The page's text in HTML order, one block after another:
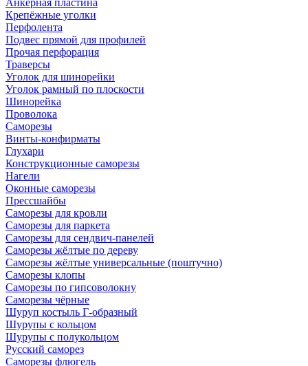
Анкерная пластина
Крепёжные уголки
Перфолента
Подвес прямой для профилей
Прочая перфорация
Траверсы
Уголок для шинорейки
Уголок рамный по плоскости
Шинорейка
Проволока
Саморезы
Винты-конфирматы
Глухари
Конструкционные саморезы
Нагели
Оконные саморезы
Прессшайбы
Саморезы для кровли
Саморезы для паркета
Саморезы для сендвич-панелей
Саморезы жёлтые по дереву
Саморезы жёлтые универсальные (поштучно)
Саморезы клопы
Саморезы по гипсоволокну
Саморезы чёрные
Шуруп костыль Г-образный
Шурупы с кольцом
Шурупы с полукольцом
Русский саморез
Саморезы флюгель